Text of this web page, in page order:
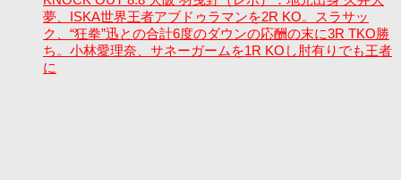
夢、ISKA世界王者アブドゥラマンを2R KO。スラサッ
ク、“狂拳”迅との合計6度のダウンの応酬の末に3R TKO勝
ち。小林愛理奈、サネーガームを1R KOし肘有りでも王者
に